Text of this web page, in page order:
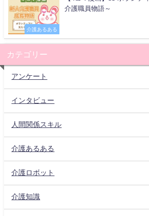
介護あるある
介護職員物語～
カテゴリー
アンケート
インタビュー
人間関係スキル
介護あるある
介護ロボット
介護知識